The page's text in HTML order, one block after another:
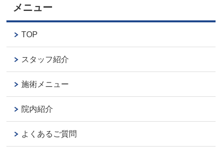
メニュー
TOP
スタッフ紹介
施術メニュー
院内紹介
よくあるご質問